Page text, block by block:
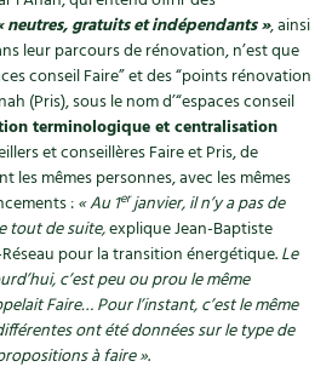
neutres, gratuits et indépendants », ainsi
leur parcours de rénovation, n’est que
conseil Faire” et des “points rénovation
(Pris), sous le nom d’“espaces conseil
terminologique et centralisation
et conseillères Faire et Pris, de
les mêmes personnes, avec les mêmes
:« Au 1erjanvier, il n’y a pas de
tout de suite,explique Jean-Baptiste
pour la transition énergétique.Le
c’est peu ou prou le même
Faire… Pour l’instant, c’est le même
ont été données sur le type de
à faire ».